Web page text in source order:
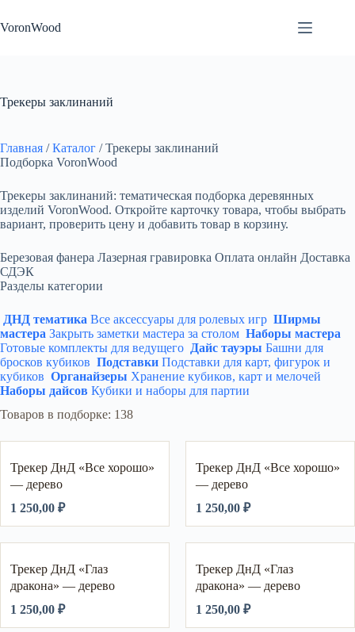
к
сути
VoronWood
Трекеры заклинаний
Главная / Каталог / Трекеры заклинаний
Подборка VoronWood
Трекеры заклинаний: тематическая подборка деревянных
изделий VoronWood. Откройте карточку товара, чтобы выбрать
вариант, проверить цену и добавить товар в корзину.
Березовая фанера Лазерная гравировка Оплата онлайн Доставка
СДЭК
Разделы категории
ДНД тематика Все аксессуары для ролевых игр Ширмы
мастера Закрыть заметки мастера за столом Наборы мастера
Готовые комплекты для ведущего Дайс тауэры Башни для
бросков кубиков Подставки Подставки для карт, фигурок и
кубиков Органайзеры Хранение кубиков, карт и мелочей
Наборы дайсов Кубики и наборы для партии
Товаров в подборке: 138
Трекер ДнД «Все хорошо»
— дерево
1 250,00 ₽
Трекер ДнД «Все хорошо»
— дерево
1 250,00 ₽
Трекер ДнД «Глаз
дракона» — дерево
1 250,00 ₽
Трекер ДнД «Глаз
дракона» — дерево
1 250,00 ₽